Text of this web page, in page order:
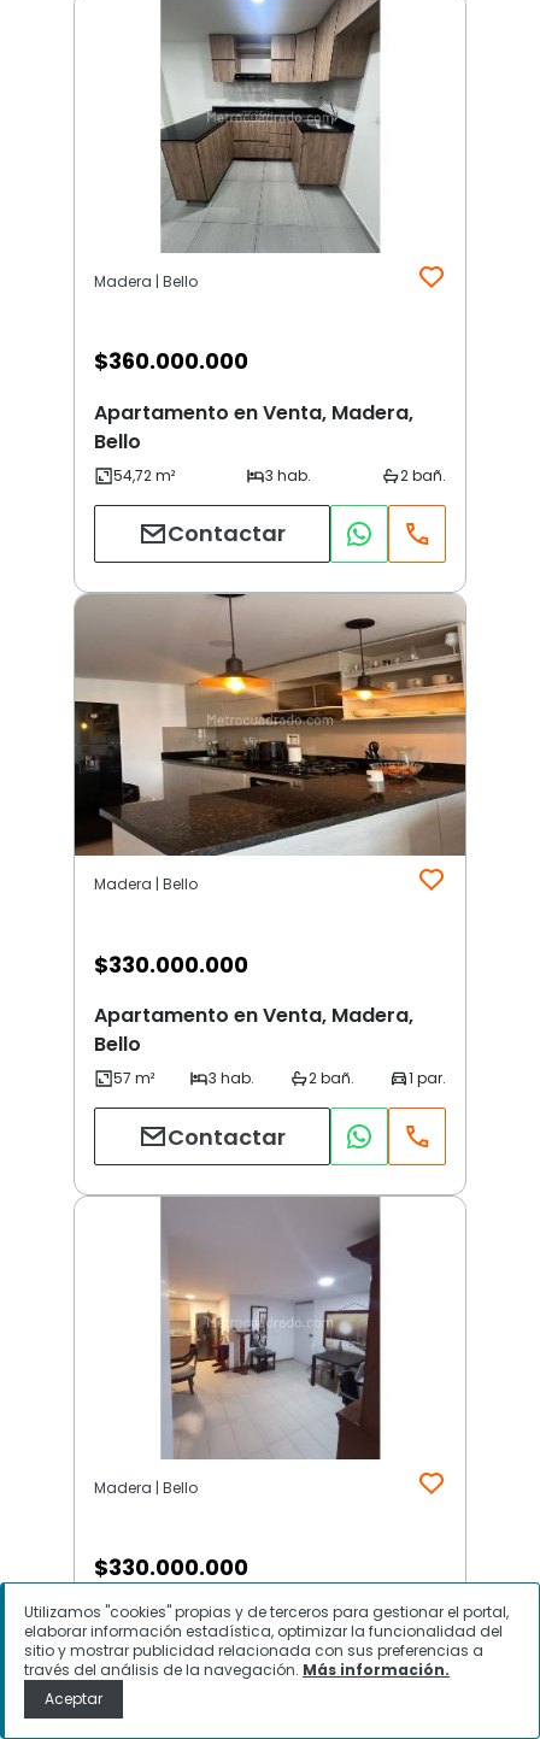
Madera | Bello
$360.000.000
Apartamento en Venta, Madera,
Bello
Contactar
Madera | Bello
$330.000.000
Apartamento en Venta, Madera,
Bello
Contactar
Madera | Bello
$330.000.000
Apartamento en Venta, Madera,
Bello
Utilizamos "cookies" propias y de terceros para gestionar el portal,
elaborar información estadística, optimizar la funcionalidad del
sitio y mostrar publicidad relacionada con sus preferencias a
través del análisis de la navegación. Más información.
Aceptar